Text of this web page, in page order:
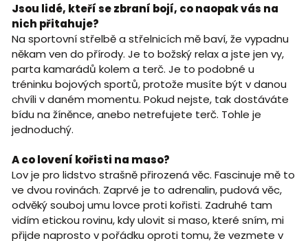
Jsou lidé, kteří se zbraní bojí, co naopak vás na
nich přitahuje?
Na sportovní střelbě a střelnicích mě baví, že vypadnu
někam ven do přírody. Je to božský relax a jste jen vy,
parta kamarádů kolem a terč. Je to podobné u
tréninku bojových sportů, protože musíte být v danou
chvíli v daném momentu. Pokud nejste, tak dostáváte
bídu na žíněnce, anebo netrefujete terč. Tohle je
jednoduchý.
A co lovení kořisti na maso?
Lov je pro lidstvo strašně přirozená věc. Fascinuje mě to
ve dvou rovinách. Zaprvé je to adrenalin, pudová věc,
odvěký souboj umu lovce proti kořisti. Zadruhé tam
vidím etickou rovinu, kdy ulovit si maso, které sním, mi
přijde naprosto v pořádku oproti tomu, že vezmete v